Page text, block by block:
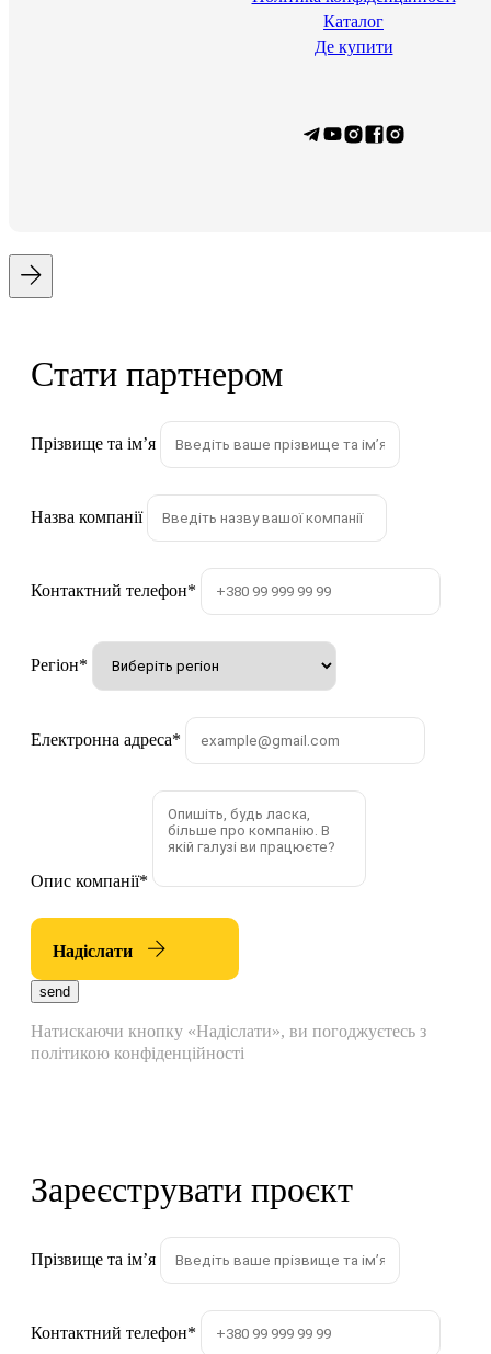
Каталог
Де купити
Стати партнером
Прізвище та імʼя
Назва компанії
Контактний телефон*
Регіон*
Електронна адреса*
Опис компанії*
Надіслати
send
Натискаючи кнопку «Надіслати», ви погоджуєтесь з
політикою конфіденційності
Зареєструвати проєкт
Прізвище та імʼя
Контактний телефон*